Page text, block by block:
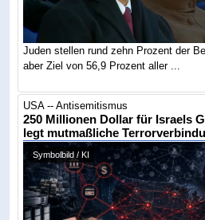
Juden stellen rund zehn Prozent der
aber Ziel von 56,9 Prozent aller ...
USA -- Antisemitismus
250 Millionen Dollar für Israels
legt mutmaßliche
Symbolbild / KI